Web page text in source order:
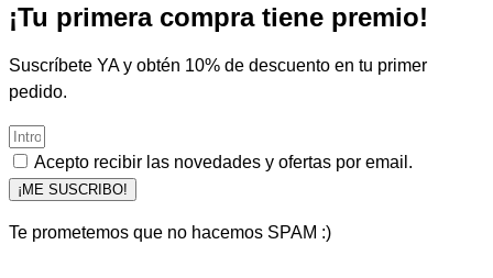
¡Tu primera compra tiene premio!
Suscríbete YA y obtén 10% de descuento en tu primer
pedido.
Acepto recibir las novedades y ofertas por email.
¡ME SUSCRIBO!
Te prometemos que no hacemos SPAM :)